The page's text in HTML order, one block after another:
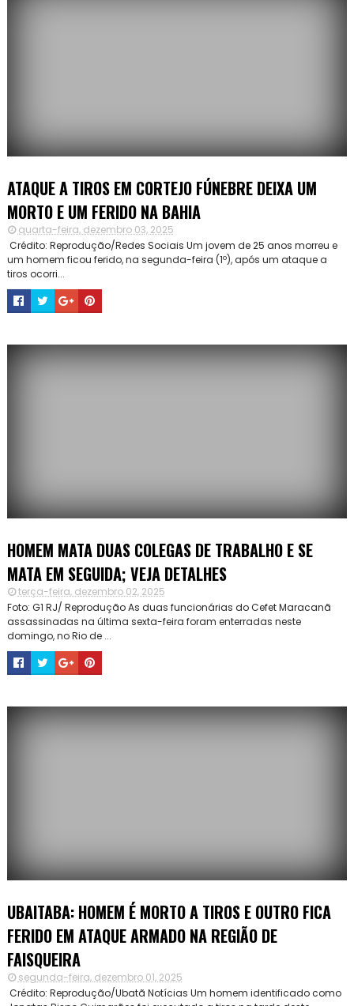
ATAQUE A TIROS EM CORTEJO FÚNEBRE DEIXA UM
MORTO E UM FERIDO NA BAHIA
quarta-feira, dezembro 03, 2025
Crédito: Reprodução/Redes Sociais Um jovem de 25 anos morreu e
um homem ficou ferido, na segunda-feira (1º), após um ataque a
tiros ocorri...
HOMEM MATA DUAS COLEGAS DE TRABALHO E SE
MATA EM SEGUIDA; VEJA DETALHES
terça-feira, dezembro 02, 2025
Foto: G1 RJ/ Reprodução As duas funcionárias do Cefet Maracanã
assassinadas na última sexta-feira foram enterradas neste
domingo, no Rio de ...
UBAITABA: HOMEM É MORTO A TIROS E OUTRO FICA
FERIDO EM ATAQUE ARMADO NA REGIÃO DE
FAISQUEIRA
segunda-feira, dezembro 01, 2025
Crédito: Reprodução/Ubatã Notícias Um homem identificado como